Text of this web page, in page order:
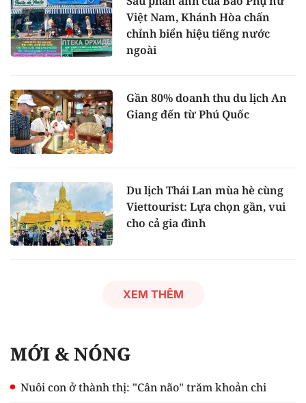
Việt Nam, Khánh Hòa chấn
chỉnh biển hiệu tiếng nước
ngoài
Gần 80% doanh thu du lịch An
Giang đến từ Phú Quốc
Du lịch Thái Lan mùa hè cùng
Viettourist: Lựa chọn gần, vui
cho cả gia đình
XEM THÊM
MỚI & NÓNG
Nuôi con ở thành thị: "Cân não" trăm khoản chi